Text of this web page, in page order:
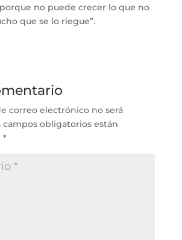
no puede crecer lo que no
que se lo riegue”.
correo electrónico no será
campos obligatorios están
*